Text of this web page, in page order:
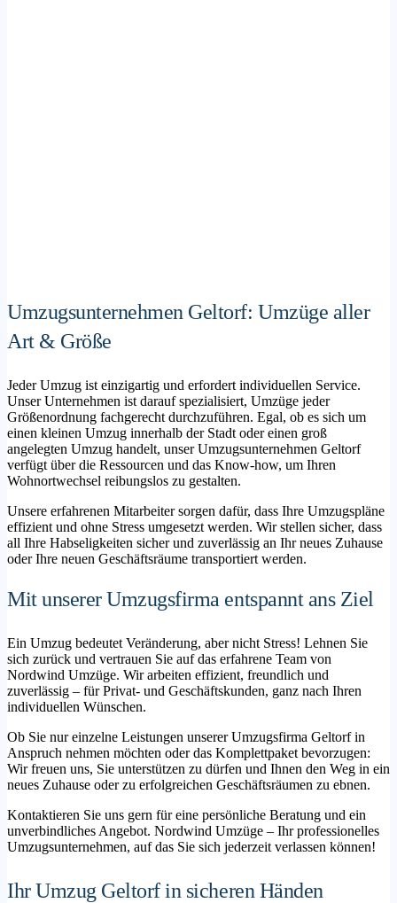
Umzugsunternehmen Geltorf: Umzüge aller
Art & Größe
Jeder Umzug ist einzigartig und erfordert individuellen Service.
Unser Unternehmen ist darauf spezialisiert, Umzüge jeder
Größenordnung fachgerecht durchzuführen. Egal, ob es sich um
einen kleinen Umzug innerhalb der Stadt oder einen groß
angelegten Umzug handelt, unser Umzugsunternehmen Geltorf
verfügt über die Ressourcen und das Know-how, um Ihren
Wohnortwechsel reibungslos zu gestalten.
Unsere erfahrenen Mitarbeiter sorgen dafür, dass Ihre Umzugspläne
effizient und ohne Stress umgesetzt werden. Wir stellen sicher, dass
all Ihre Habseligkeiten sicher und zuverlässig an Ihr neues Zuhause
oder Ihre neuen Geschäftsräume transportiert werden.
Mit unserer Umzugsfirma entspannt ans Ziel
Ein Umzug bedeutet Veränderung, aber nicht Stress! Lehnen Sie
sich zurück und vertrauen Sie auf das erfahrene Team von
Nordwind Umzüge. Wir arbeiten effizient, freundlich und
zuverlässig – für Privat- und Geschäftskunden, ganz nach Ihren
individuellen Wünschen.
Ob Sie nur einzelne Leistungen unserer Umzugsfirma Geltorf in
Anspruch nehmen möchten oder das Komplettpaket bevorzugen:
Wir freuen uns, Sie unterstützen zu dürfen und Ihnen den Weg in ein
neues Zuhause oder zu erfolgreichen Geschäftsräumen zu ebnen.
Kontaktieren Sie uns gern für eine persönliche Beratung und ein
unverbindliches Angebot. Nordwind Umzüge – Ihr professionelles
Umzugsunternehmen, auf das Sie sich jederzeit verlassen können!
Ihr Umzug Geltorf in sicheren Händen